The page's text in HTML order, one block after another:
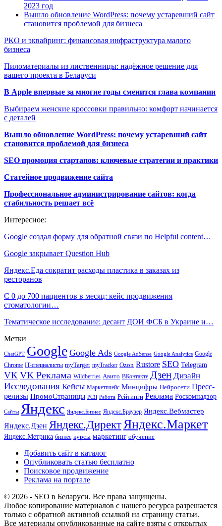
2023 год
Вышло обновление WordPress: почему устаревший сайт
становится проблемой для бизнеса
РКО и эквайринг: финансовая инфраструктура малого
бизнеса
Пиломатериалы из лиственницы: надёжное решение для
вашего проекта в Беларуси
В Apple впервые за многие годы сменится глава компании
Выбираем женские кроссовки правильно: комфорт начинается
с деталей
Вышло обновление WordPress: почему устаревший сайт
становится проблемой для бизнеса
SEO промоция стартапов: ключевые стратегии и практики
Статейное продвижение сайта
Профессиональное администрирование сайтов: когда
стабильность решает всё
Интересное:
Google создал форму для обратной связи по Helpful content…
Google закрывает Question Hub
Яндекс.Еда сократит расходы пластика в заказах из
ресторанов
С 0 до 700 пациентов в месяц: кейс продвижения
стоматологии…
Тематическое исследование: десант ДОИ ФСБ в Украине и…
Метки
ChatGPT Google Google Ads Google AdSense Google Analytics Google
Chrome IT-специалисты myTarget myTracker Ozon Rustore SEO Telegram
VK VK Реклама Wildberries Авито ВКонтакте Дзен Дизайн
Исследования Кейсы Маркетплейс Минцифры Нейросети Пресс-
релизы ПромоСтраницы РСЯ Работа Рейтинги Реклама Роскомнадзор
Сайты Яндекс Яндекс.Бизнес Яндекс.Браузер Яндекс.Вебмастер
Яндекс.Дзен Яндекс.ДиректЯндекс.Маркет
Яндекс.Метрика бизнес курсы маркетинг обучение
Добавить сайт в каталог
Опубликовать статью бесплатно
Поисковое продвижение
Реклама на портале
© 2026 - SEO в Беларуси. Все права защищены.
Любое копирование материалов с нашего ресурса разрешается
только с обратной активной ссылкой на страницу статьи.
Все материалы опубликованные на сайте взяты с открытых